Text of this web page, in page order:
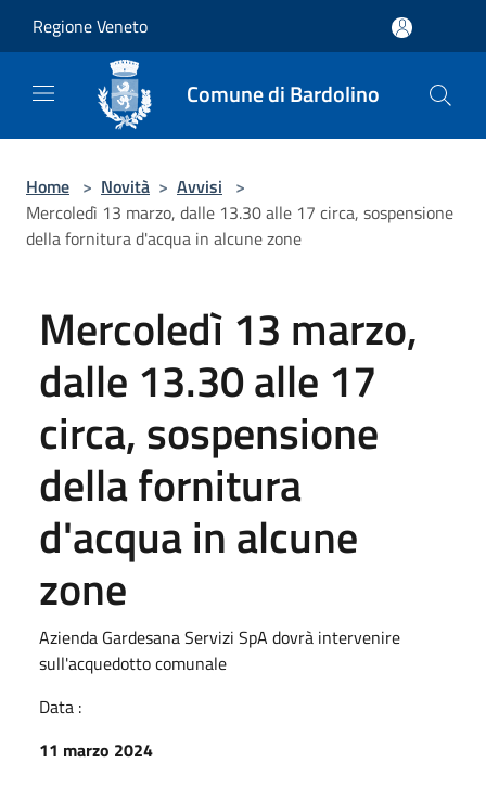
Regione Veneto
Comune di Bardolino
Home > Novità > Avvisi >
Mercoledì 13 marzo, dalle 13.30 alle 17 circa, sospensione
della fornitura d'acqua in alcune zone
Mercoledì 13 marzo,
dalle 13.30 alle 17
circa, sospensione
della fornitura
d'acqua in alcune
zone
Azienda Gardesana Servizi SpA dovrà intervenire
sull'acquedotto comunale
Data :
11 marzo 2024